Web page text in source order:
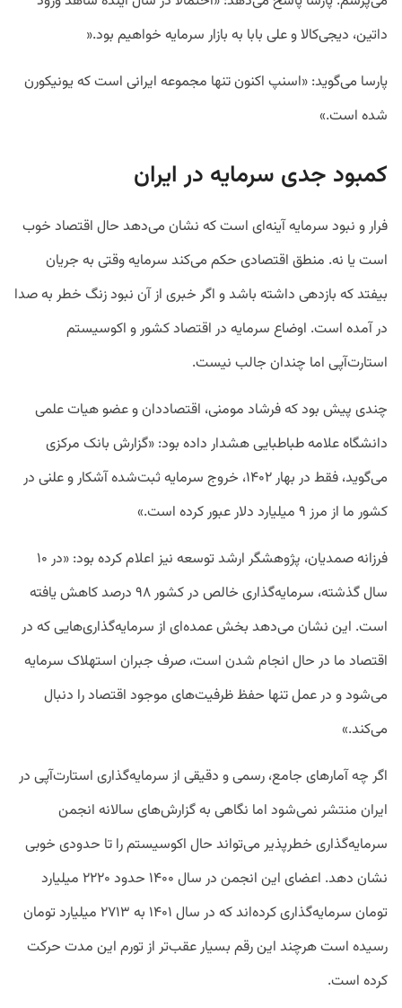
داتین، دیجی‌کالا و علی بابا به بازار سرمایه خواهیم بود.«
پارسا می‌گوید: «اسنپ اکنون تنها مجموعه ایرانی است که یونیکورن
شده است.»
کمبود جدی سرمایه در ایران
فرار و نبود سرمایه آینه‌ای است که نشان می‌دهد حال اقتصاد خوب
است یا نه. منطق اقتصادی حکم می‌کند سرمایه وقتی به جریان
بیفتد که بازدهی داشته باشد و اگر خبری از آن نبود زنگ خطر به صدا
در آمده است. اوضاع سرمایه در اقتصاد کشور و اکوسیستم
استارت‌آپی اما چندان جالب نیست.
چندی پیش بود که فرشاد مومنی، اقتصاددان و عضو هیات علمی
دانشگاه علامه طباطبایی هشدار داده بود: «گزارش بانک مرکزی
می‌گوید، فقط در بهار ۱۴۰۲، خروج سرمایه ثبت‌شده آشکار و علنی در
کشور ما از مرز ۹ میلیارد دلار عبور کرده است.»
فرزانه صمدیان، پژوهشگر ارشد توسعه نیز اعلام کرده بود: «در ۱۰
سال گذشته، سرمایه‌گذاری خالص در کشور ۹۸ درصد کاهش یافته
است. این نشان می‌دهد بخش عمده‌ای از سرمایه‌گذاری‌هایی که در
اقتصاد ما در حال انجام شدن است، صرف جبران استهلاک سرمایه
می‌شود و در عمل تنها حفظ ظرفیت‌های موجود اقتصاد را دنبال
می‌کند.»
اگر چه آمارهای جامع، رسمی و دقیقی از سرمایه‌گذاری استارت‌آپی در
ایران منتشر نمی‌شود اما نگاهی به گزارش‌های سالانه انجمن
سرمایه‌گذاری خطرپذیر می‌تواند حال اکوسیستم را تا حدودی خوبی
نشان دهد. اعضای این انجمن در سال ۱۴۰۰ حدود ۲۲۲۰ میلیارد
تومان سرمایه‌گذاری کرده‌اند که در سال ۱۴۰۱ به ۲۷۱۳ میلیارد تومان
رسیده است هرچند این رقم بسیار عقب‌تر از تورم این مدت حرکت
کرده است.